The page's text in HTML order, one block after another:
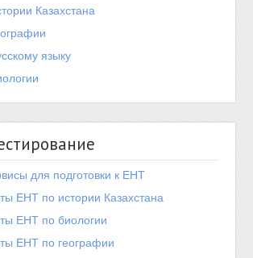
Казахстана
языку
для подготовки к ЕНТ
ЕНТ по истории Казахстана
ЕНТ по биологии
ЕНТ по географии